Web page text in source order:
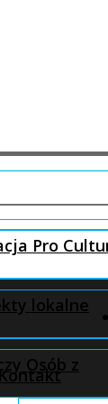
Pro
lokalne
Osób z